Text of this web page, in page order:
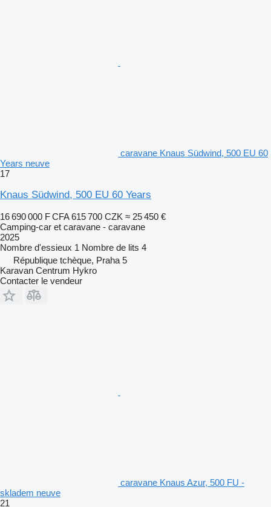
caravane Knaus Südwind, 500 EU 60
Years neuve
17
Knaus Südwind, 500 EU 60 Years
16 690 000 F CFA 615 700 CZK ≈ 25 450 €
Camping-car et caravane - caravane
2025
Nombre d'essieux 1 Nombre de lits 4
République tchèque, Praha 5
Karavan Centrum Hykro
Contacter le vendeur
caravane Knaus Azur, 500 FU -
skladem neuve
21